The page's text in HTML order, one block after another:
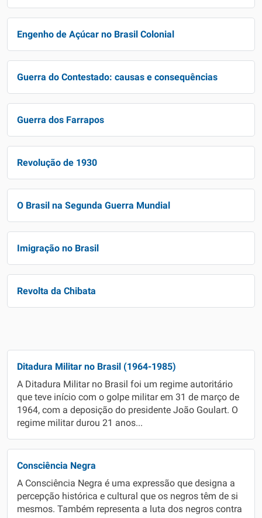
Engenho de Açúcar no Brasil Colonial
Guerra do Contestado: causas e consequências
Guerra dos Farrapos
Revolução de 1930
O Brasil na Segunda Guerra Mundial
Imigração no Brasil
Revolta da Chibata
Ditadura Militar no Brasil (1964-1985)
A Ditadura Militar no Brasil foi um regime autoritário
que teve início com o golpe militar em 31 de março de
1964, com a deposição do presidente João Goulart. O
regime militar durou 21 anos...
Consciência Negra
A Consciência Negra é uma expressão que designa a
percepção histórica e cultural que os negros têm de si
mesmos. Também representa a luta dos negros contra